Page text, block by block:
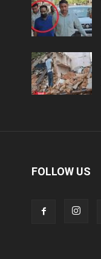
FOLLOW US